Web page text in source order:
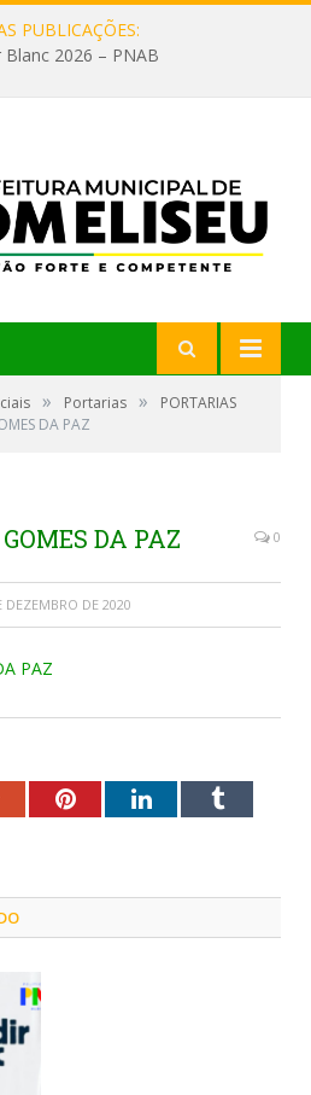
PUBLICAÇÕES:
Blanc 2026 – PNAB
» Portarias »
PORTARIAS
DA PAZ
DA PAZ 0
DEZEMBRO DE 2020
PAZ
Google+PinterestLinkedInTumblr